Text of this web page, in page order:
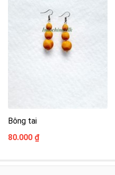
Bông tai
80.000 ₫